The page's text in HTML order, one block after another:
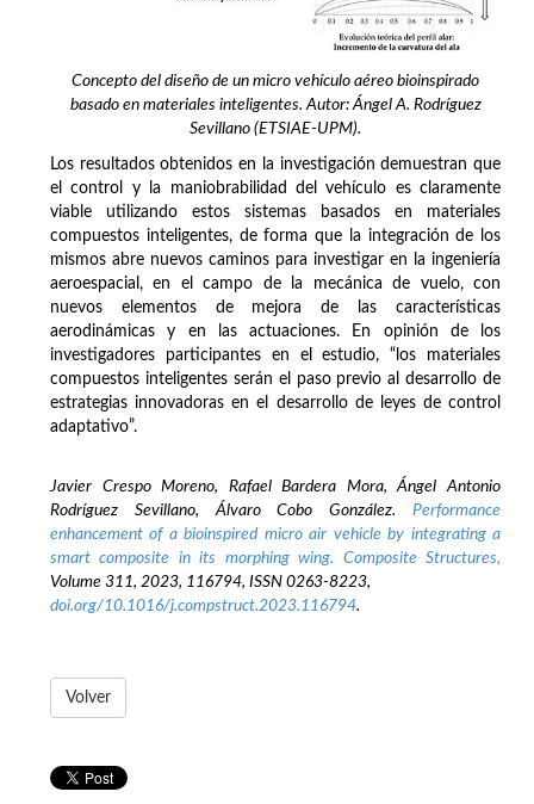
Concepto del diseño de un micro vehículo aéreo bioinspirado
basado en materiales inteligentes. Autor: Ángel A. Rodríguez
Sevillano (ETSIAE-UPM).
Los resultados obtenidos en la investigación demuestran que
el control y la maniobrabilidad del vehículo es claramente
viable utilizando estos sistemas basados en materiales
compuestos inteligentes, de forma que la integración de los
mismos abre nuevos caminos para investigar en la ingeniería
aeroespacial, en el campo de la mecánica de vuelo, con
nuevos elementos de mejora de las características
aerodinámicas y en las actuaciones. En opinión de los
investigadores participantes en el estudio, “los materiales
compuestos inteligentes serán el paso previo al desarrollo de
estrategias innovadoras en el desarrollo de leyes de control
adaptativo”.
Javier Crespo Moreno, Rafael Bardera Mora, Ángel Antonio
Rodríguez Sevillano, Álvaro Cobo González. Performance
enhancement of a bioinspired micro air vehicle by integrating a
smart composite in its morphing wing. Composite Structures,
Volume 311, 2023, 116794, ISSN 0263-8223,
doi.org/10.1016/j.compstruct.2023.116794.
Volver